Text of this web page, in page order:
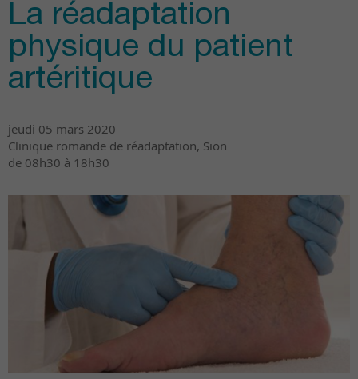
La réadaptation
physique du patient
artéritique
jeudi 05 mars 2020
Clinique romande de réadaptation, Sion
de 08h30 à 18h30